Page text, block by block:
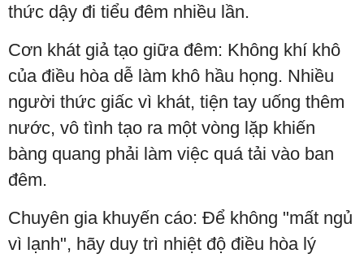
thức dậy đi tiểu đêm nhiều lần.
Cơn khát giả tạo giữa đêm: Không khí khô
của điều hòa dễ làm khô hầu họng. Nhiều
người thức giấc vì khát, tiện tay uống thêm
nước, vô tình tạo ra một vòng lặp khiến
bàng quang phải làm việc quá tải vào ban
đêm.
Chuyên gia khuyến cáo: Để không "mất ngủ
vì lạnh", hãy duy trì nhiệt độ điều hòa lý